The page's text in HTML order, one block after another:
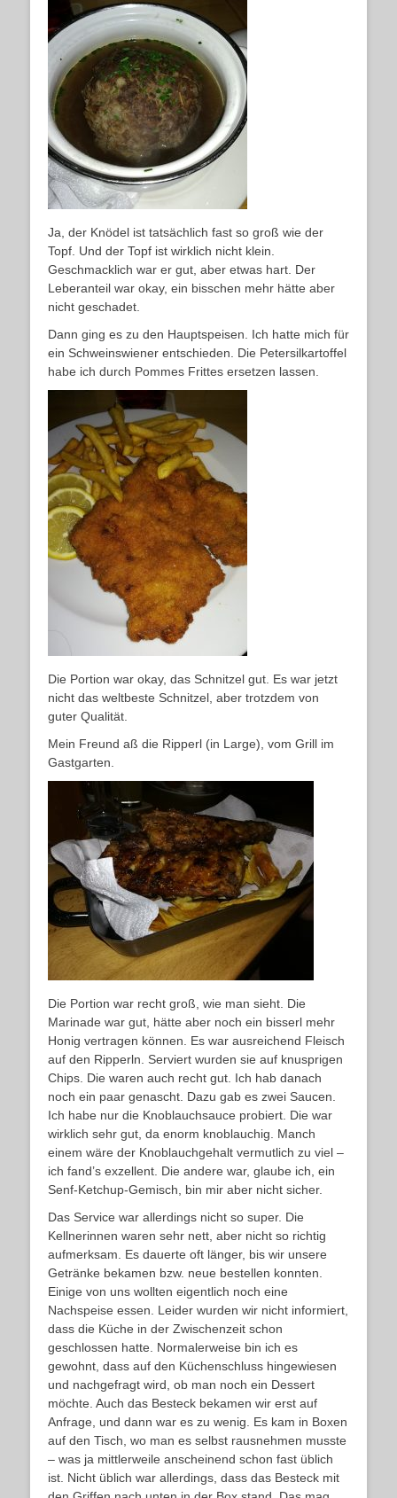
Ja, der Knödel ist tatsächlich fast so groß wie der
Topf. Und der Topf ist wirklich nicht klein.
Geschmacklich war er gut, aber etwas hart. Der
Leberanteil war okay, ein bisschen mehr hätte aber
nicht geschadet.
Dann ging es zu den Hauptspeisen. Ich hatte mich für
ein Schweinswiener entschieden. Die Petersilkartoffel
habe ich durch Pommes Frittes ersetzen lassen.
Die Portion war okay, das Schnitzel gut. Es war jetzt
nicht das weltbeste Schnitzel, aber trotzdem von
guter Qualität.
Mein Freund aß die Ripperl (in Large), vom Grill im
Gastgarten.
Die Portion war recht groß, wie man sieht. Die
Marinade war gut, hätte aber noch ein bisserl mehr
Honig vertragen können. Es war ausreichend Fleisch
auf den Ripperln. Serviert wurden sie auf knusprigen
Chips. Die waren auch recht gut. Ich hab danach
noch ein paar genascht. Dazu gab es zwei Saucen.
Ich habe nur die Knoblauchsauce probiert. Die war
wirklich sehr gut, da enorm knoblauchig. Manch
einem wäre der Knoblauchgehalt vermutlich zu viel –
ich fand’s exzellent. Die andere war, glaube ich, ein
Senf-Ketchup-Gemisch, bin mir aber nicht sicher.
Das Service war allerdings nicht so super. Die
Kellnerinnen waren sehr nett, aber nicht so richtig
aufmerksam. Es dauerte oft länger, bis wir unsere
Getränke bekamen bzw. neue bestellen konnten.
Einige von uns wollten eigentlich noch eine
Nachspeise essen. Leider wurden wir nicht informiert,
dass die Küche in der Zwischenzeit schon
geschlossen hatte. Normalerweise bin ich es
gewohnt, dass auf den Küchenschluss hingewiesen
und nachgefragt wird, ob man noch ein Dessert
möchte. Auch das Besteck bekamen wir erst auf
Anfrage, und dann war es zu wenig. Es kam in Boxen
auf den Tisch, wo man es selbst rausnehmen musste
– was ja mittlerweile anscheinend schon fast üblich
ist. Nicht üblich war allerdings, dass das Besteck mit